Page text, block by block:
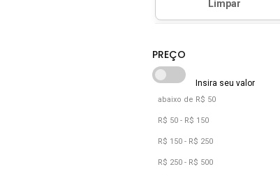
Castanho
Jeans
Laranja
Lilás
Marrom
abaixo de R$ 50
R$ 50 - R$ 150
R$ 150 - R$ 250
R$ 250 - R$ 500